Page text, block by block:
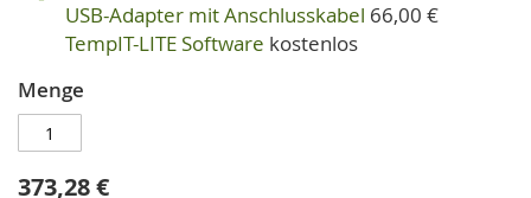
USB-Adapter mit Anschlusskabel 66,00 €
TempIT-LITE Software kostenlos
Menge
373,28 €